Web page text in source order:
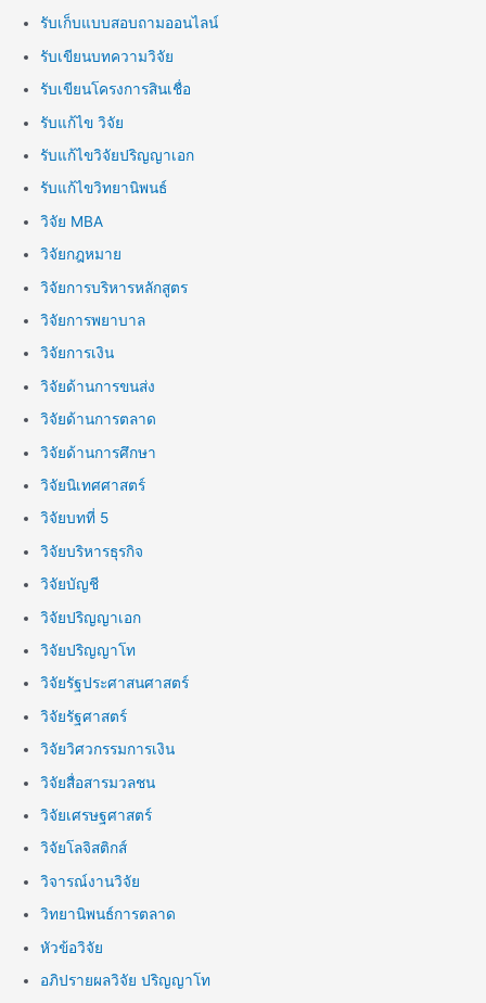
รับเก็บแบบสอบถามออนไลน์
รับเขียนบทความวิจัย
รับเขียนโครงการสินเชื่อ
รับแก้ไข วิจัย
รับแก้ไขวิจัยปริญญาเอก
รับแก้ไขวิทยานิพนธ์
วิจัย MBA
วิจัยกฎหมาย
วิจัยการบริหารหลักสูตร
วิจัยการพยาบาล
วิจัยการเงิน
วิจัยด้านการขนส่ง
วิจัยด้านการตลาด
วิจัยด้านการศึกษา
วิจัยนิเทศศาสตร์
วิจัยบทที่ 5
วิจัยบริหารธุรกิจ
วิจัยบัญชี
วิจัยปริญญาเอก
วิจัยปริญญาโท
วิจัยรัฐประศาสนศาสตร์
วิจัยรัฐศาสตร์
วิจัยวิศวกรรมการเงิน
วิจัยสื่อสารมวลชน
วิจัยเศรษฐศาสตร์
วิจัยโลจิสติกส์
วิจารณ์งานวิจัย
วิทยานิพนธ์การตลาด
หัวข้อวิจัย
อภิปรายผลวิจัย ปริญญาโท